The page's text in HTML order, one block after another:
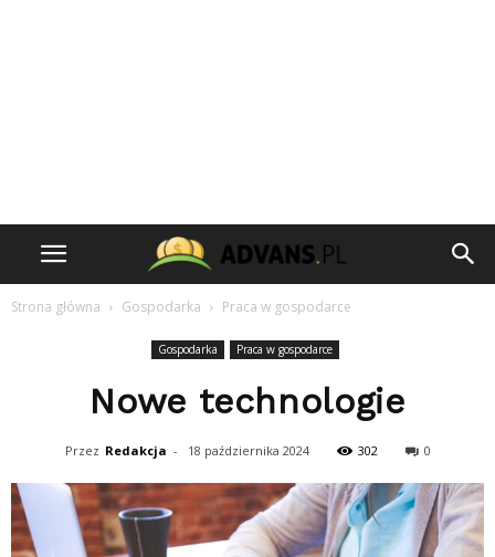
Strona główna Gospodarka Praca w gospodarce
Gospodarka Praca w gospodarce
Nowe technologie
Przez Redakcja - 18 października 2024 302 0